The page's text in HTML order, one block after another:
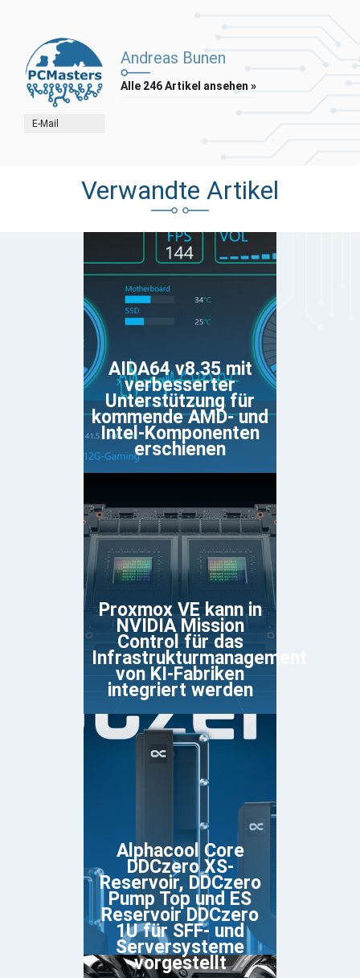
E-Mail
Andreas Bunen
Alle 246 Artikel ansehen »
Verwandte Artikel
AIDA64 v8.35 mit
verbesserter
Unterstützung für
kommende AMD- und
Intel-Komponenten
erschienen
Proxmox VE kann in
NVIDIA Mission
Control für das
Infrastrukturmanagement
von KI-Fabriken
integriert werden
Alphacool Core
DDCzero XS-
Reservoir, DDCzero
Pump Top und ES
Reservoir DDCzero
1U für SFF- und
Serversysteme
vorgestellt